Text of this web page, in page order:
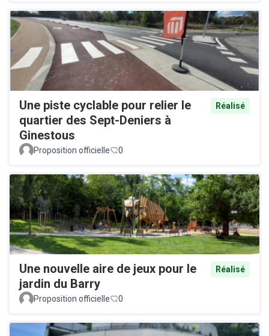
Une piste cyclable pour relier le
quartier des Sept-Deniers à
Ginestous
Réalisé
Proposition officielle 0
Une nouvelle aire de jeux pour le
jardin du Barry
Réalisé
Proposition officielle 0